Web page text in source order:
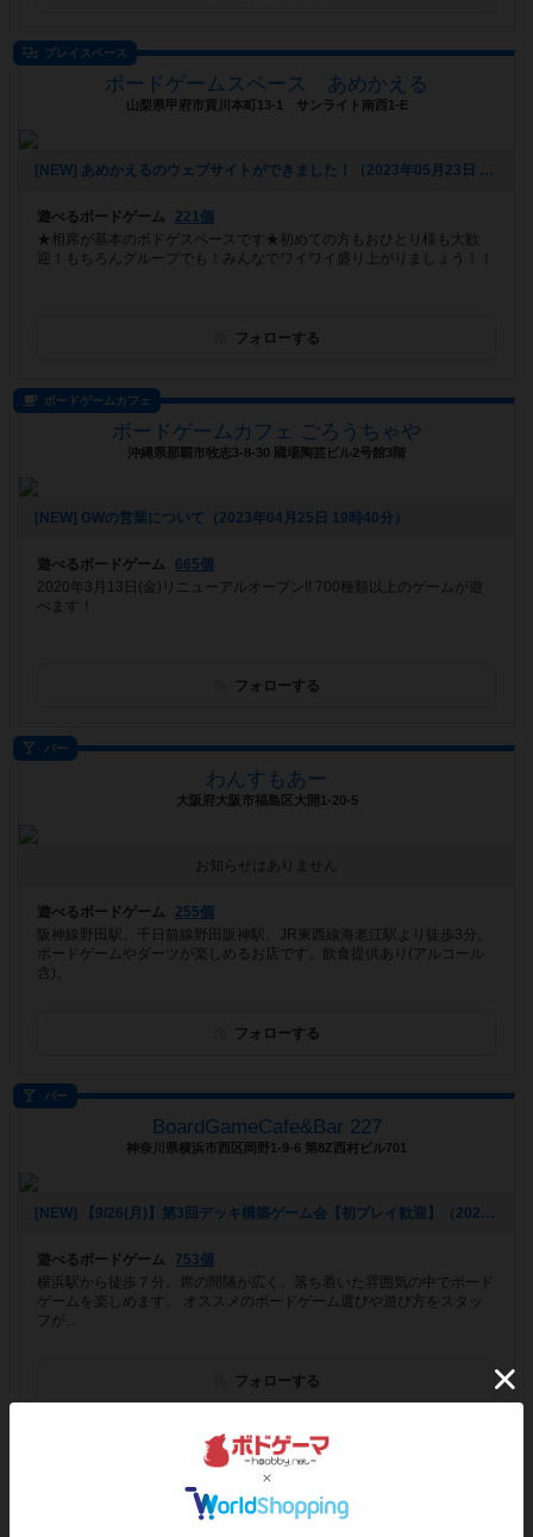
プレイスペース
ボードゲームスペース あめかえる
山梨県甲府市貢川本町13-1 サンライト南西1-E
[NEW] あめかえるのウェブサイトができました！（2023年05月23日 20時51分）
遊べるボードゲーム
221個
★相席が基本のボドゲスペースです★初めての方もおひとり様も大歓
迎！もちろんグループでも！みんなでワイワイ盛り上がりましょう！！
フォローする
ボードゲームカフェ
ボードゲームカフェ ごろうちゃや
沖縄県那覇市牧志3-8-30 國場陶芸ビル2号館3階
[NEW] GWの営業について（2023年04月25日 19時40分）
遊べるボードゲーム
665個
2020年3月13日(金)リニューアルオープン!! 700種類以上のゲームが遊
べます！
フォローする
バー
わんすもあー
大阪府大阪市福島区大開1-20-5
お知らせはありません
遊べるボードゲーム
255個
阪神線野田駅、千日前線野田阪神駅、JR東西線海老江駅より徒歩3分。
ボードゲームやダーツが楽しめるお店です。飲食提供あり(アルコール
含)。
フォローする
バー
BoardGameCafe&Bar 227
神奈川県横浜市西区岡野1-9-6 第8Z西村ビル701
[NEW] 【9/26(月)】第3回デッキ構築ゲーム会【初プレイ歓迎】（2022年09月11日 20時39分）
遊べるボードゲーム
753個
横浜駅から徒歩７分。席の間隔が広く、落ち着いた雰囲気の中でボード
ゲームを楽しめます。 オススメのボードゲーム選びや遊び方をスタッ
フが...
フォローする
TCG/Board Game Cafe＆Bar TOM名古屋新栄店
愛知県名古屋市中区新栄1丁目12-30ホワイトプラザB1階